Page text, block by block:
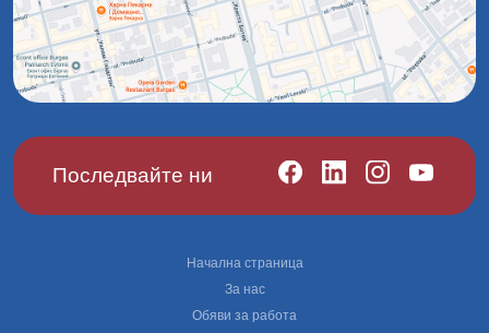
Последвайте ни
Начална страница
За нас
Обяви за работа